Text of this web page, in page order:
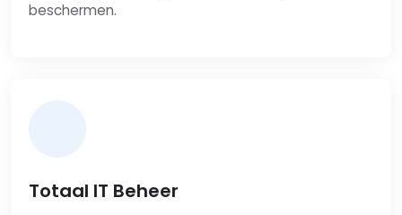
beschermen.
Totaal IT Beheer